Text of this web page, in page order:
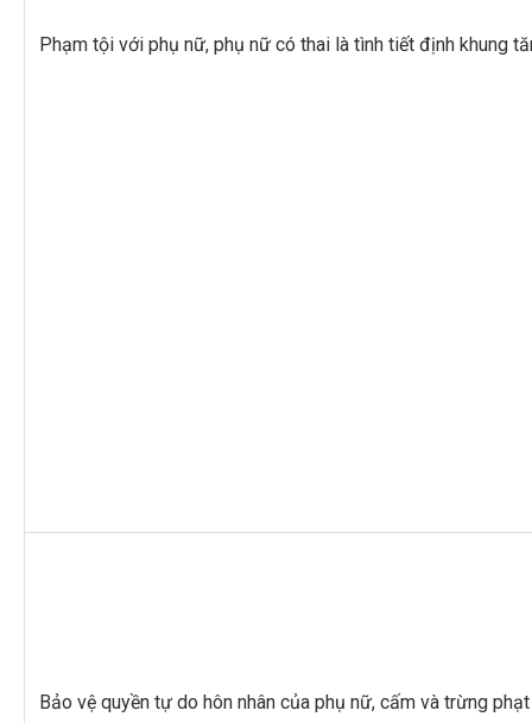
Phạm tội với phụ nữ, phụ nữ có thai là tình tiết định khung
Bảo vệ quyền tự do hôn nhân của phụ nữ, cấm và trừng